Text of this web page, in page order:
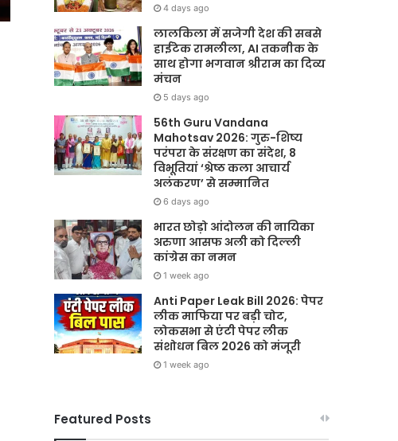
4 days ago
लालकिला में सजेगी देश की सबसे
हाईटेक रामलीला, AI तकनीक के
साथ होगा भगवान श्रीराम का दिव्य
मंचन
5 days ago
56th Guru Vandana
Mahotsav 2026: गुरु-शिष्य
परंपरा के संरक्षण का संदेश, 8
विभूतियां ‘श्रेष्ठ कला आचार्य
अलंकरण’ से सम्मानित
6 days ago
भारत छोड़ो आंदोलन की नायिका
अरुणा आसफ अली को दिल्ली
कांग्रेस का नमन
1 week ago
Anti Paper Leak Bill 2026: पेपर
लीक माफिया पर बड़ी चोट,
लोकसभा से एंटी पेपर लीक
संशोधन बिल 2026 को मंजूरी
1 week ago
Featured Posts